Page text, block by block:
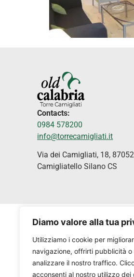
Diamo valore alla tua
Utilizziamo i cookie per
navigazione, offrirti pubblicità
analizzare il nostro traffico.
acconsenti al nostro utilizzo dei
Contacts:
0984 578200
info@torrecamigliati.it
Via dei Camigliati, 18, 87052
Camigliatello Silano CS